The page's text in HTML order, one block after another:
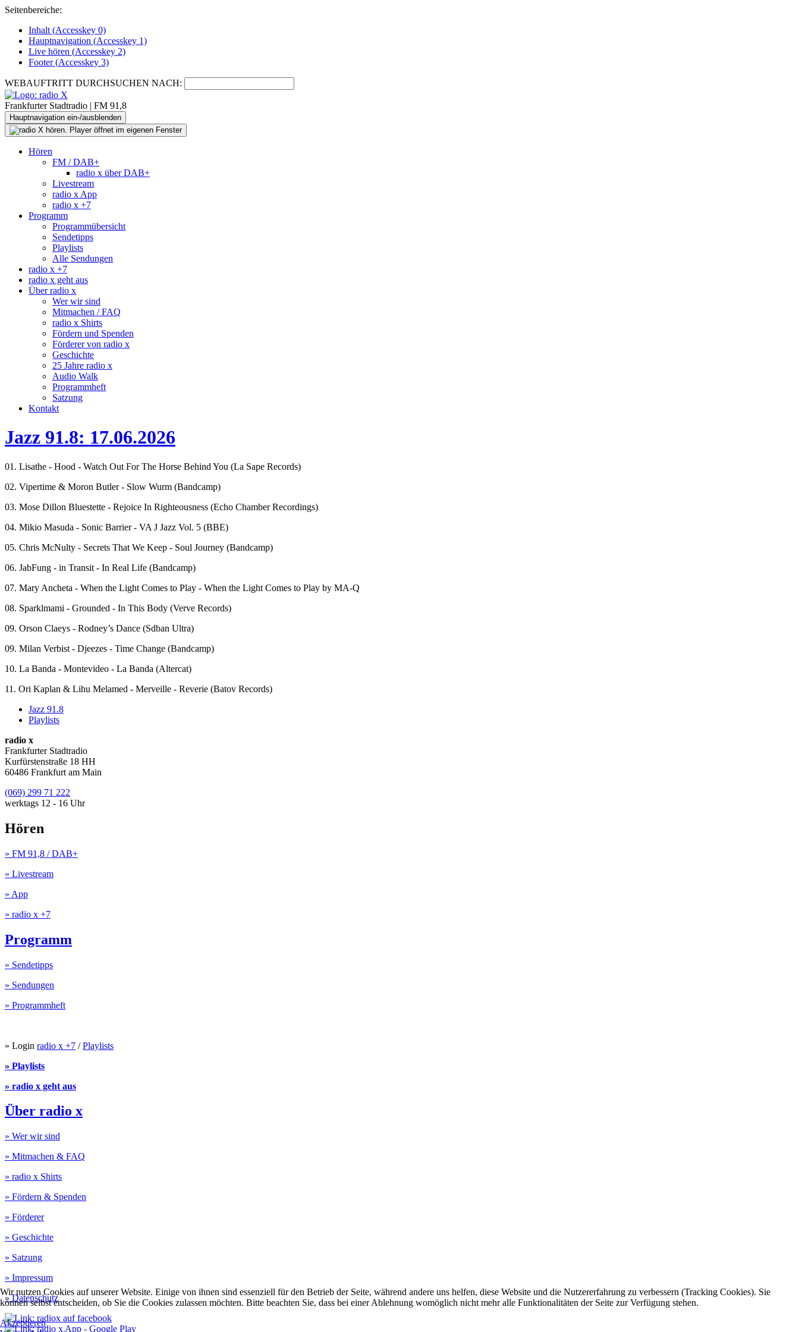
Seitenbereiche:
Inhalt (Accesskey 0)
Hauptnavigation (Accesskey 1)
Live hören (Accesskey 2)
Footer(Accesskey 3)
WEBAUFTRITT DURCHSUCHEN NACH:
Frankfurter Stadtradio | FM 91,8
Hauptnavigation ein-/ausblenden
Hören
FM / DAB+
radio x über DAB+
Livestream
radio x App
radio x +7
Programm
Programmübersicht
Sendetipps
Playlists
Alle Sendungen
radio x +7
radio x geht aus
Über radio x
Wer wir sind
Mitmachen / FAQ
radio x Shirts
Fördern und Spenden
Förderer von radio x
Geschichte
25 Jahre radio x
Audio Walk
Programmheft
Satzung
Kontakt
Jazz 91.8: 17.06.2026
01. Lisathe - Hood - Watch Out For The Horse Behind You (La Sape Records)
02. Vipertime & Moron Butler - Slow Wurm (Bandcamp)
03. Mose Dillon Bluestette - Rejoice In Righteousness (Echo Chamber Recordings)
04. Mikio Masuda - Sonic Barrier - VA J Jazz Vol. 5 (BBE)
05. Chris McNulty - Secrets That We Keep - Soul Journey (Bandcamp)
06. JabFung - in Transit - In Real Life (Bandcamp)
07. Mary Ancheta - When the Light Comes to Play - When the Light Comes to Play by MA-Q
08. Sparklmami - Grounded - In This Body (Verve Records)
09. Orson Claeys - Rodney’s Dance (Sdban Ultra)
09. Milan Verbist - Djeezes - Time Change (Bandcamp)
10. La Banda - Montevideo - La Banda (Altercat)
11. Ori Kaplan & Lihu Melamed - Merveille - Reverie (Batov Records)
Jazz 91.8
Playlists
radio x
Frankfurter Stadtradio
Kurfürstenstraße 18 HH
60486 Frankfurt am Main
(069) 299 71 222
werktags 12 - 16 Uhr
Hören
» FM 91,8 / DAB+
» Livestream
» App
» radio x +7
Programm
» Sendetipps
» Sendungen
» Programmheft
» Login radio x +7 /Playlists
» Playlists
» radio x geht aus
Über radio x
» Wer wir sind
» Mitmachen & FAQ
» radio x Shirts
» Fördern & Spenden
» Förderer
» Geschichte
» Satzung
» Impressum
» Datenschutz
Wir nutzen Cookies auf unserer Website. Einige von ihnen sind essenziell für den Betrieb der Seite, während andere uns helfen, diese Website und die Nutzererfahrung zu verbessern (Tracking Cookies). Sie
können selbst entscheiden, ob Sie die Cookies zulassen möchten. Bitte beachten Sie, dass bei einer Ablehnung womöglich nicht mehr alle Funktionalitäten der Seite zur Verfügung stehen.
Akzeptieren